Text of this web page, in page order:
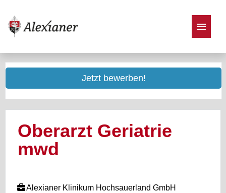
Stellenangebote
Jetzt bewerben!
Oberarzt Geriatrie
mwd
Alexianer Klinikum Hochsauerland GmbH